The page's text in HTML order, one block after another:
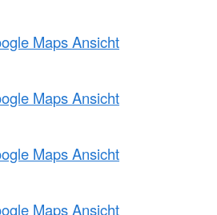
Maps Ansicht
Maps Ansicht
Maps Ansicht
Maps Ansicht